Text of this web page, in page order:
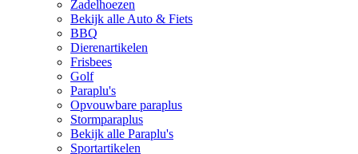
Zadelhoezen
Bekijk alle Auto & Fiets
BBQ
Dierenartikelen
Frisbees
Golf
Paraplu's
Opvouwbare paraplus
Stormparaplus
Bekijk alle Paraplu's
Sportartikelen